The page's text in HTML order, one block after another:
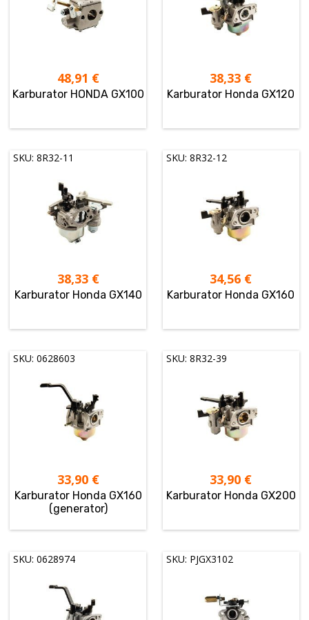
48,91 €
Karburator HONDA GX100
38,33 €
Karburator Honda GX120
SKU: 8R32-11
38,33 €
Karburator Honda GX140
SKU: 8R32-12
34,56 €
Karburator Honda GX160
SKU: 0628603
33,90 €
Karburator Honda GX160
(generator)
SKU: 8R32-39
33,90 €
Karburator Honda GX200
SKU: 0628974 SKU: PJGX3102